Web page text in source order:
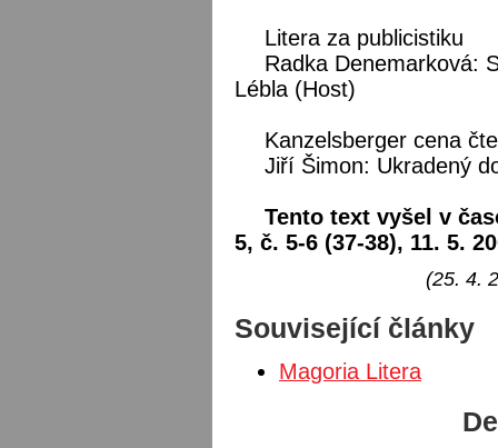
Litera za publicistiku
Radka Denemarková:
Lébla (Host)
Kanzelsberger cena
Jiří Šimon: Ukradený
Tento text vyšel v
5, č. 5-6 (37-38), 11. 5.
(25. 4.
Související články
Magoria Litera